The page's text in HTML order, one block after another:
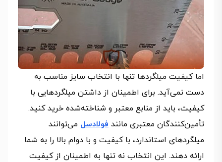
اما کیفیت میلگردها تنها با انتخاب سایز مناسب به
دست نمی‌آید. برای اطمینان از داشتن میلگردهایی با
کیفیت، باید از منابع معتبر و شناخته‌شده خرید کنید.
تأمین‌کنندگان معتبری مانند فولادسل می‌توانند
میلگردهای استاندارد، با کیفیت و با دوام بالا را به شما
ارائه دهند. این انتخاب نه تنها به اطمینان از کیفیت